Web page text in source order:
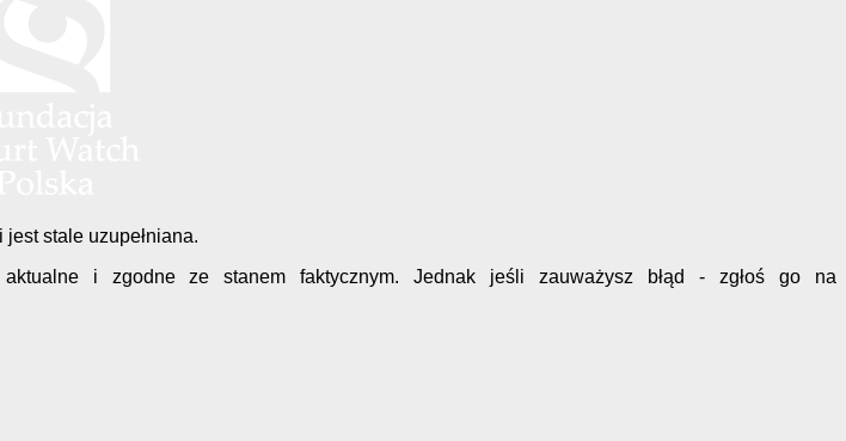
stale uzupełniana.
i zgodne ze stanem faktycznym. Jednak jeśli zauważysz błąd - zgłoś go na